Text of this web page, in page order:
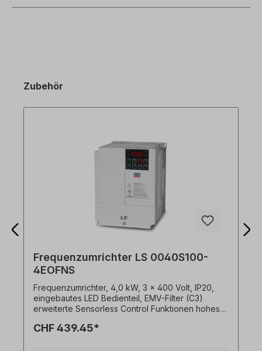
Zubehör
Frequenzumrichter LS 0040S100-
4EOFNS
Frequenzumrichter, 4,0 kW, 3 x 400 Volt, IP20,
eingebautes LED Bedienteil, EMV-Filter (C3)
erweiterte Sensorless Control Funktionen hohes
Leistungsdichte, kompakte Abmessungen,
CHF 439.45*